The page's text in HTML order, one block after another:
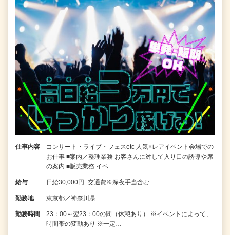
仕事内容
コンサート・ライブ・フェスetc 人気×レアイベント会場での
お仕事 ■案内／整理業務 お客さんに対して入り口の誘導や席
の案内 ■販売業務 イベ…
給与 日給30,000円+交通費※深夜手当含む
勤務地 東京都／神奈川県
勤務時間
23：00～翌23：00の間（休憩あり） ※イベントによって、
時間帯の変動あり ※一定…